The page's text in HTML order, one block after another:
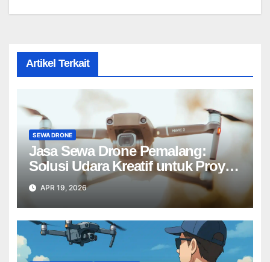
Artikel Terkait
SEWA DRONE
Jasa Sewa Drone Pemalang:
Solusi Udara Kreatif untuk Proyek
Anda Tanpa Batas】
APR 19, 2026